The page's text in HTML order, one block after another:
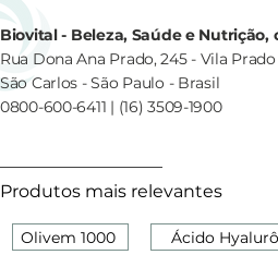
Biovital - Beleza, Saúde e
Rua Dona Ana Prado, 245 - Vila Prado
São Carlos - São Paulo - Brasil
0800-600-6411 | (16) 3509-1900
Produtos mais relevantes
Olivem 1000
Ácido